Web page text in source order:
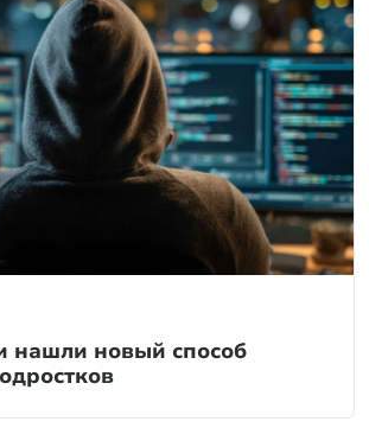
нашли новый способ